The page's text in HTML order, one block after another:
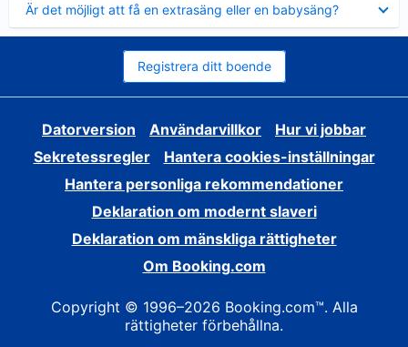
Är det möjligt att få en extrasäng eller en babysäng?
mindre
Registrera ditt boende
Datorversion Användarvillkor
Hur vi jobbar
Sekretessregler
Hantera cookies-inställningar
Hantera personliga rekommendationer
Deklaration om modernt slaveri
Deklaration om mänskliga rättigheter
Om Booking.com
Copyright © 1996–2026 Booking.com™. Alla
rättigheter förbehållna.